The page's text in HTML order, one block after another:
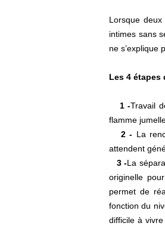
Lorsque
intimes sans
ne s’explique
Les 4 étapes
1 -Travail
flamme
2 - La
attendent
3 -La
originelle
permet de
fonction du
difficile à